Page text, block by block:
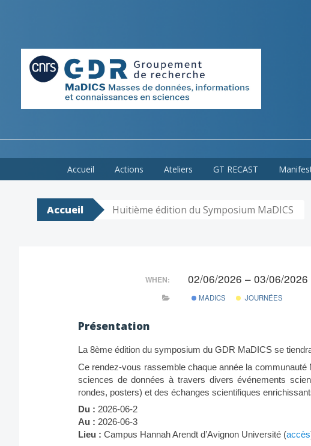
to
Accueil Actions Ateliers GT RECAST
Accueil Huitième édition du Symposium MaDICS
WHEN: 02/06/2026 – 03/06/2026
MADICS ·JOURNÉES
Présentation
La 8ème édition du symposium du GDR MaDICS se
Ce rendez-vous rassemble chaque année la
sciences de données à travers divers événements
rondes, posters) et des échanges scientifiques
Du : 2026-06-2
Au : 2026-06-3
Lieu : Campus Hannah Arendt d’Avignon Université (accès